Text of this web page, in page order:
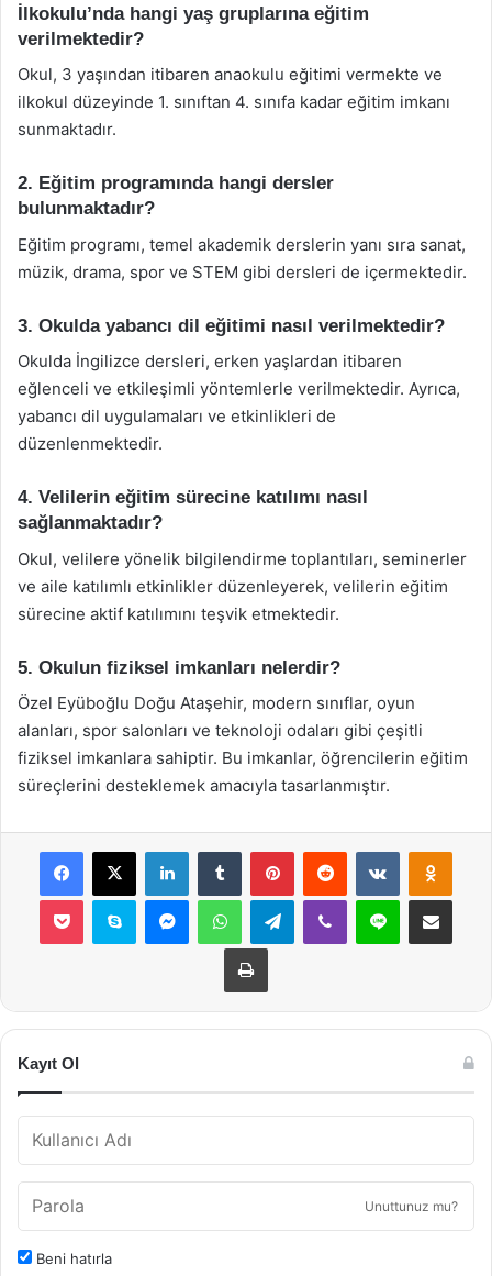
İlkokulu’nda hangi yaş gruplarına eğitim
verilmektedir?
Okul, 3 yaşından itibaren anaokulu eğitimi vermekte ve
ilkokul düzeyinde 1. sınıftan 4. sınıfa kadar eğitim imkanı
sunmaktadır.
2. Eğitim programında hangi dersler
bulunmaktadır?
Eğitim programı, temel akademik derslerin yanı sıra sanat,
müzik, drama, spor ve STEM gibi dersleri de içermektedir.
3. Okulda yabancı dil eğitimi nasıl verilmektedir?
Okulda İngilizce dersleri, erken yaşlardan itibaren
eğlenceli ve etkileşimli yöntemlerle verilmektedir. Ayrıca,
yabancı dil uygulamaları ve etkinlikleri de
düzenlenmektedir.
4. Velilerin eğitim sürecine katılımı nasıl
sağlanmaktadır?
Okul, velilere yönelik bilgilendirme toplantıları, seminerler
ve aile katılımlı etkinlikler düzenleyerek, velilerin eğitim
sürecine aktif katılımını teşvik etmektedir.
5. Okulun fiziksel imkanları nelerdir?
Özel Eyüboğlu Doğu Ataşehir, modern sınıflar, oyun
alanları, spor salonları ve teknoloji odaları gibi çeşitli
fiziksel imkanlara sahiptir. Bu imkanlar, öğrencilerin eğitim
süreçlerini desteklemek amacıyla tasarlanmıştır.
Facebook
X LinkedInTumblr PinterestReddit VKontakte
Pocket Skype MessengerWhatsAppTelegramViber Line E-Posta ile
Yazdır
Kayıt Ol
Unuttunuz mu?
Beni hatırla